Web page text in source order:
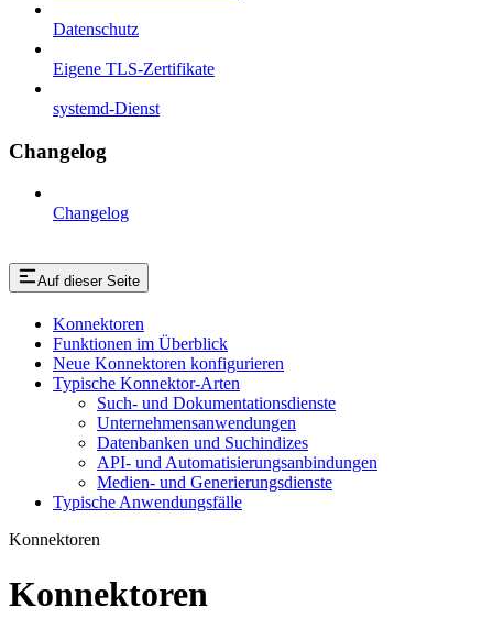
Datenschutz
Eigene TLS-Zertifikate
systemd-Dienst
Changelog
Changelog
Auf dieser Seite
Konnektoren
Funktionen im Überblick
Neue Konnektoren konfigurieren
Typische Konnektor-Arten
Such- und Dokumentationsdienste
Unternehmensanwendungen
Datenbanken und Suchindizes
API- und Automatisierungsanbindungen
Medien- und Generierungsdienste
Typische Anwendungsfälle
Konnektoren
Konnektoren